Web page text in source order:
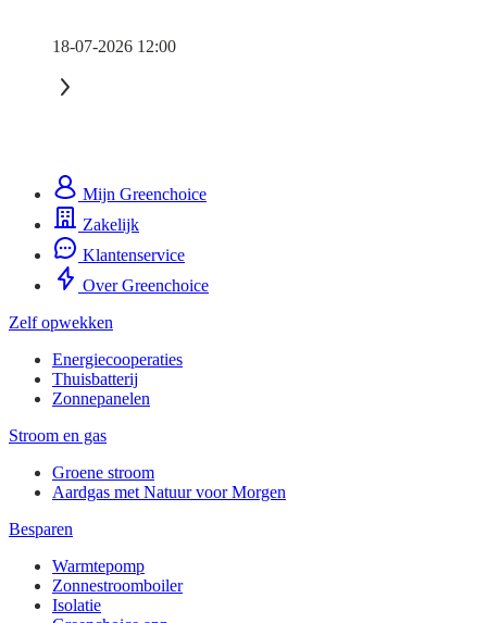
18-07-2026 12:00
Mijn Greenchoice
Zakelijk
Klantenservice
Over Greenchoice
Zelf opwekken
Energiecooperaties
Thuisbatterij
Zonnepanelen
Stroom en gas
Groene stroom
Aardgas met Natuur voor Morgen
Besparen
Warmtepomp
Zonnestroomboiler
Isolatie